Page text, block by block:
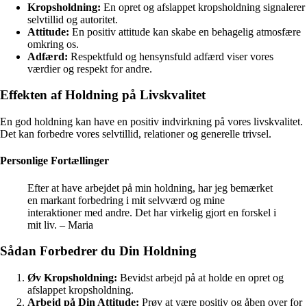
Kropsholdning: En opret og afslappet kropsholdning signalerer
selvtillid og autoritet.
Attitude: En positiv attitude kan skabe en behagelig atmosfære
omkring os.
Adfærd: Respektfuld og hensynsfuld adfærd viser vores
værdier og respekt for andre.
Effekten af Holdning på Livskvalitet
En god holdning kan have en positiv indvirkning på vores livskvalitet.
Det kan forbedre vores selvtillid, relationer og generelle trivsel.
Personlige Fortællinger
Efter at have arbejdet på min holdning, har jeg bemærket
en markant forbedring i mit selvværd og mine
interaktioner med andre. Det har virkelig gjort en forskel i
mit liv. – Maria
Sådan Forbedrer du Din Holdning
Øv Kropsholdning: Bevidst arbejd på at holde en opret og
afslappet kropsholdning.
Arbejd på Din Attitude: Prøv at være positiv og åben over for